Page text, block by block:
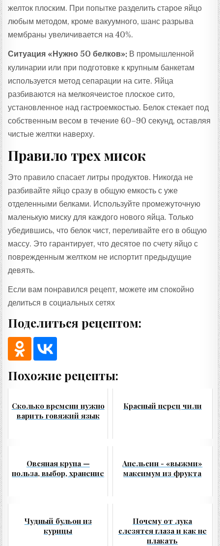
желток плоским. При попытке разделить старое яйцо
любым методом, кроме вакуумного, шанс разрыва
мембраны увеличивается на 40%.
Ситуация «Нужно 50 белков»: В промышленной
кулинарии или при подготовке к крупным банкетам
используется метод сепарации на сите. Яйца
разбиваются на мелкоячеистое плоское сито,
установленное над гастроемкостью. Белок стекает под
собственным весом в течение 60–90 секунд, оставляя
чистые желтки наверху.
Правило трех мисок
Это правило спасает литры продуктов. Никогда не
разбивайте яйцо сразу в общую емкость с уже
отделенными белками. Используйте промежуточную
маленькую миску для каждого нового яйца. Только
убедившись, что белок чист, переливайте его в общую
массу. Это гарантирует, что десятое по счету яйцо с
поврежденным желтком не испортит предыдущие
девять.
Если вам понравился рецепт, можете им спокойно
делиться в социальных сетях
Поделиться рецептом:
Похожие рецепты:
Сколько времени нужно
варить говяжий язык
Красный перец чили
Овсяная крупа —
польза, выбор, хранение
Апельсин - «выжми»
максимум из фрукта
Чудный бульон из
курицы
Почему от лука
слезятся глаза и как не
плакать